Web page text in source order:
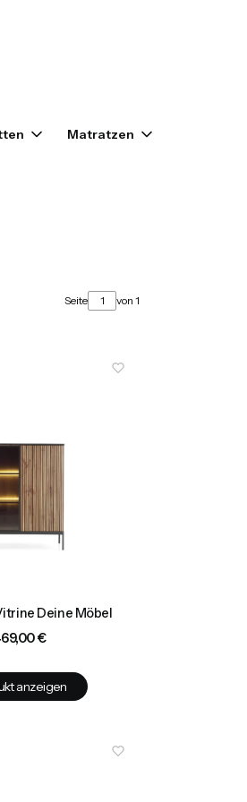
Matratzen
Seite von 1
Deine Möbel
€
anzeigen